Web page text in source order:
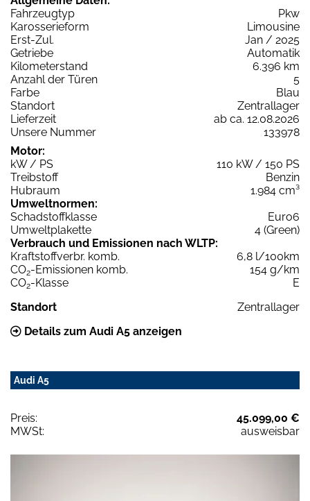
Fahrzeugtyp
Pkw
Karosserieform
Limousine
Erst-Zul.
Jan / 2025
Getriebe
Automatik
Kilometerstand
6.396 km
Anzahl der Türen
5
Farbe
Blau
Standort
Zentrallager
Lieferzeit
ab ca. 12.08.2026
Unsere Nummer
133978
Motor:
kW / PS
110 kW / 150 PS
Treibstoff
Benzin
Hubraum
1.984 cm³
Umweltnormen:
Schadstoffklasse
Euro6
Umweltplakette
4 (Green)
Verbrauch und Emissionen nach WLTP:
Kraftstoffverbr. komb.
6,8 l/100km
CO2-Emissionen komb.
154 g/km
CO2-Klasse
E
Standort
Zentrallager
Details zum Audi A5 anzeigen
Audi A5
Preis:
45.099,00 €
MWSt:
ausweisbar